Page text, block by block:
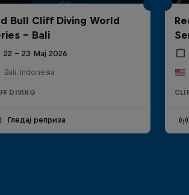
Bull Cliff Diving World
- Bali
22 – 23 Мај 2026
Bali, Indonesia
DIVING
Гледај реприза